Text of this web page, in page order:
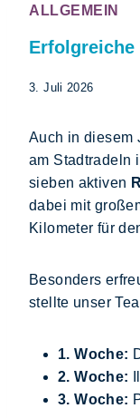
ALLGEMEIN
Erfolgreiche
3. Juli 2026
Auch in diesem
am Stadtradeln
sieben aktiven
dabei mit
Kilometer für
Besonders
stellte unser
1. Woche:
2. Woche:
3. Woche: